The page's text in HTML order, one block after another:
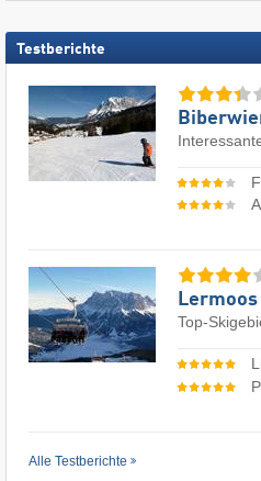
Testberichte
Top-
Alle Testberichte